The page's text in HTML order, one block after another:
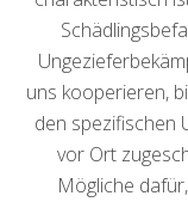
uns kooperieren,
den spezifischen
vor Ort
Mögliche